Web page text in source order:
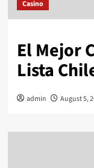
Casino
El Mejor
Lista
admin August 5,